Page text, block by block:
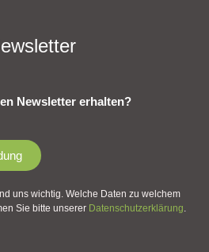
Newsletter erhalten?
uns wichtig. Welche Daten zu welchem
Sie bitte unserer Datenschutzerklärung.